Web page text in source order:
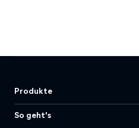
Produkte
So geht's